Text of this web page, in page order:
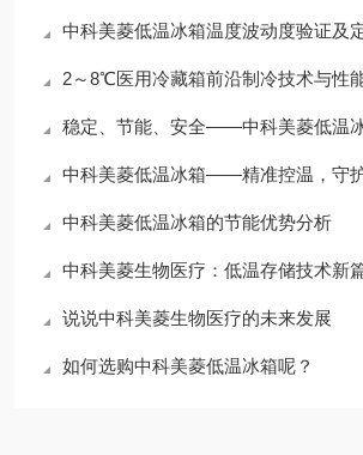
中科美菱低温冰箱温度波动度验证及
2～8℃医用冷藏箱前沿制冷技术与性
稳定、节能、安全——中科美菱低温
中科美菱低温冰箱——精准控温，守护生
中科美菱低温冰箱的节能优势分析
中科美菱生物医疗：低温存储技术新
说说中科美菱生物医疗的未来发展
如何选购中科美菱低温冰箱呢？